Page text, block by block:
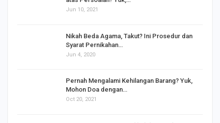
Jun 10, 2021
Syarat Pernikahan…
Jun 4, 2020
Mohon Doa dengan…
Oct 20, 2021